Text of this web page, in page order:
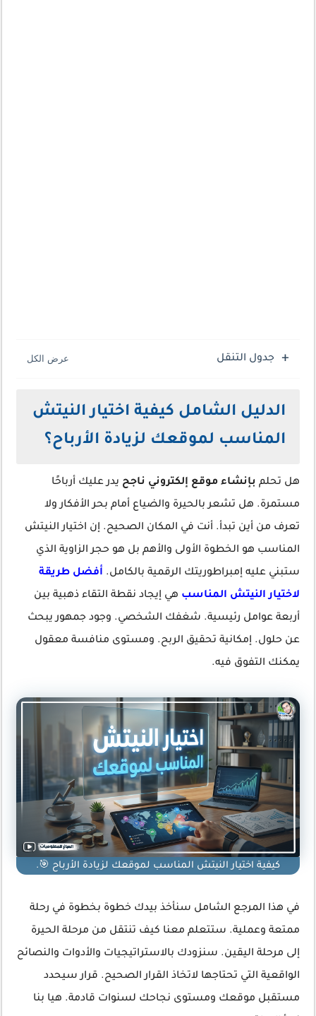
جدول التنقل
الدليل الشامل كيفية اختيار النيتش
المناسب لموقعك لزيادة الأرباح؟
هل تحلم بإنشاء موقع إلكتروني ناجح يدر عليك أرباحًا
مستمرة. هل تشعر بالحيرة والضياع أمام بحر الأفكار ولا
تعرف من أين تبدأ. أنت في المكان الصحيح. إن اختيار النيتش
المناسب هو الخطوة الأولى والأهم بل هو حجر الزاوية الذي
ستبني عليه إمبراطوريتك الرقمية بالكامل. أفضل طريقة
لاختيار النيتش المناسب هي إيجاد نقطة التقاء ذهبية بين
أربعة عوامل رئيسية. شغفك الشخصي. وجود جمهور يبحث
عن حلول. إمكانية تحقيق الربح. ومستوى منافسة معقول
يمكنك التفوق فيه.
كيفية اختيار النيتش المناسب لموقعك لزيادة الأرباح 🎯.
في هذا المرجع الشامل سنأخذ بيدك خطوة بخطوة في رحلة
ممتعة وعملية. ستتعلم معنا كيف تنتقل من مرحلة الحيرة
إلى مرحلة اليقين. سنزودك بالاستراتيجيات والأدوات والنصائح
الواقعية التي تحتاجها لاتخاذ القرار الصحيح. قرار سيحدد
مستقبل موقعك ومستوى نجاحك لسنوات قادمة. هيا بنا